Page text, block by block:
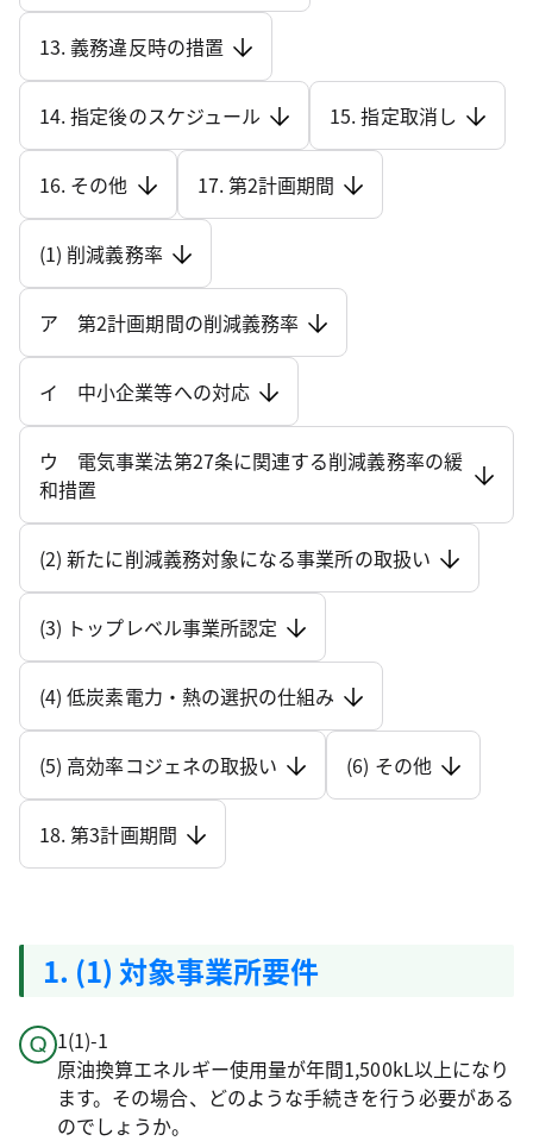
13. 義務違反時の措置
14. 指定後のスケジュール 15. 指定取消し
16. その他 17. 第2計画期間
(1) 削減義務率
ア 第2計画期間の削減義務率
イ 中小企業等への対応
ウ 電気事業法第27条に関連する削減義務率の緩
和措置
(2) 新たに削減義務対象になる事業所の取扱い
(3) トップレベル事業所認定
(4) 低炭素電力・熱の選択の仕組み
(5) 高効率コジェネの取扱い (6) その他
18. 第3計画期間
1. (1) 対象事業所要件
1(1)-1
原油換算エネルギー使用量が年間1,500kL以上になり
ます。その場合、どのような手続きを行う必要がある
のでしょうか。